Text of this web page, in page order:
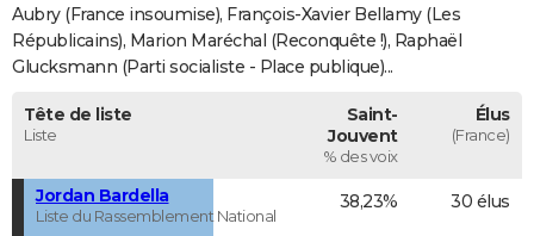
FORUM
Bricolage
Lifestyle
Culture
SportAuto
Television
Voyage
Cinema
Aubry (France insoumise), François-Xavier Bellamy (Les
Républicains), Marion Maréchal (Reconquête !), Raphaël
Glucksmann (Parti socialiste - Place publique)...
Tête de liste
Liste
Saint-
Jouvent
% des voix
Élus
(France)
Jordan Bardella
Liste du Rassemblement National
38,23% 30 élus